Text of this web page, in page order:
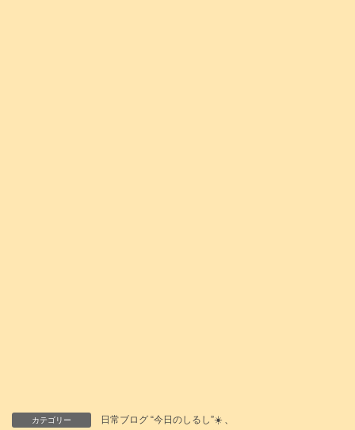
カテゴリー 日常ブログ “今日のしるし”☀️ 、